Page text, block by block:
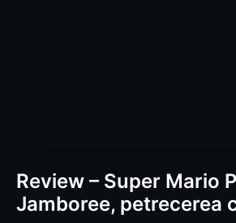
Review – Super Mario
Jamboree, petrecerea